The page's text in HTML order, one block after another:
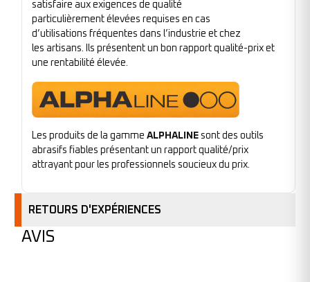
satisfaire aux exigences de qualité
particulièrement élevées requises en cas
d’utilisations fréquentes dans l’industrie et chez
les artisans. Ils présentent un bon rapport qualité-prix et
une rentabilité élevée.
Les produits de la gamme ALPHALINE sont des outils
abrasifs fiables présentant un rapport qualité/prix
attrayant pour les professionnels soucieux du prix.
RETOURS D'EXPÉRIENCES
AVIS